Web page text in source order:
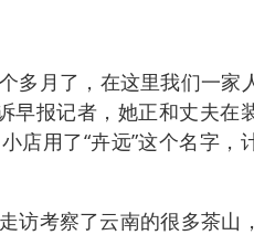
多月了，在这里我们一家
早报记者，她正和丈夫在
店用了“卉远”这个名字，
访考察了云南的很多茶山